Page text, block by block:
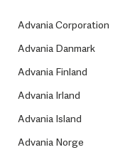
Advania Corporation
Advania Danmark
Advania Finland
Advania Irland
Advania Island
Advania Norge